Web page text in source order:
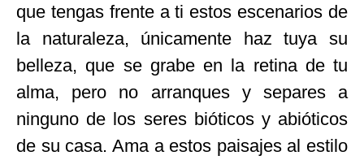
que tengas frente a ti estos escenarios de
la naturaleza, únicamente haz tuya su
belleza, que se grabe en la retina de tu
alma, pero no arranques y separes a
ninguno de los seres bióticos y abióticos
de su casa. Ama a estos paisajes al estilo